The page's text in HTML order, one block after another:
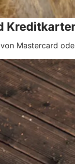
Mastercard